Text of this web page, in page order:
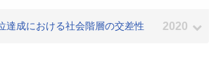
達成における社会階層の交差性 2020